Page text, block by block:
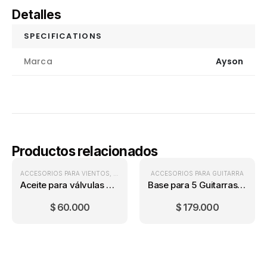
Detalles
SPECIFICATIONS
Marca Ayson
Productos relacionados
ACCESORIOS PARA VIENTOS
Aceite para válvulas Yamaha Regular
$60.000
ACCESORIOS PARA GUITARRA
Base para 5 Guitarras Ayson HY-895
$ 179.000